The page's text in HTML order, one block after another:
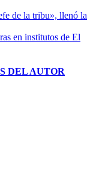
de la tribu», llenó la
en institutos de El
DEL AUTOR